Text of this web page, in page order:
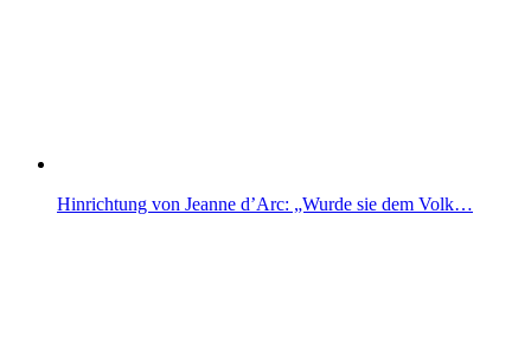
Hinrichtung von Jeanne d’Arc: „Wurde sie dem Volk…